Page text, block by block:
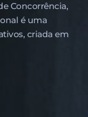
Concor­rência,
é uma
criada em